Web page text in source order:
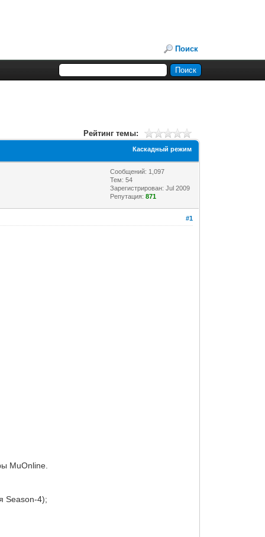
Поиск
Рейтинг темы:
Каскадный режим
Сообщений: 1,097
Тем: 54
Зарегистрирован: Jul 2009
Репутация:871
#1
MuOnline.
Season-4);